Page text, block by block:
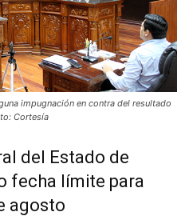
impugnación en contra del resultado
Cortesía
del Estado de
fecha límite para
agosto